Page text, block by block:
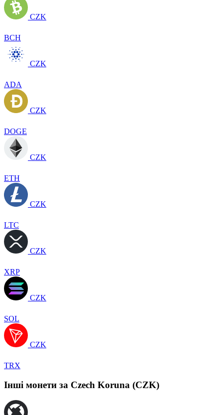
CZK
BCH
CZK
ADA
CZK
DOGE
CZK
ETH
CZK
LTC
CZK
XRP
CZK
SOL
CZK
TRX
Інші монети за Czech Koruna (CZK)